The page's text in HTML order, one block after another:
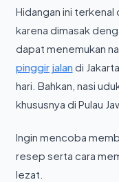
Hidangan ini terkenal
karena dimasak
dapat menemukan
pinggir jalandi
hari. Bahkan, nasi
khususnya di Pulau
Ingin mencoba
resep serta cara
lezat.